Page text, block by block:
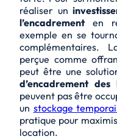
réaliser un
l’encadrementen
exemple en se
complémentaires.
perçue comme
peut être une
d’encadrement des
peuvent pas être
un stockage
pratique pour
location.